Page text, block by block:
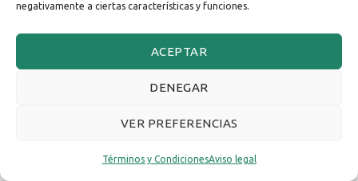
negativamente a ciertas características y funciones.
ACEPTAR
DENEGAR
VER PREFERENCIAS
Términos y CondicionesAviso legal